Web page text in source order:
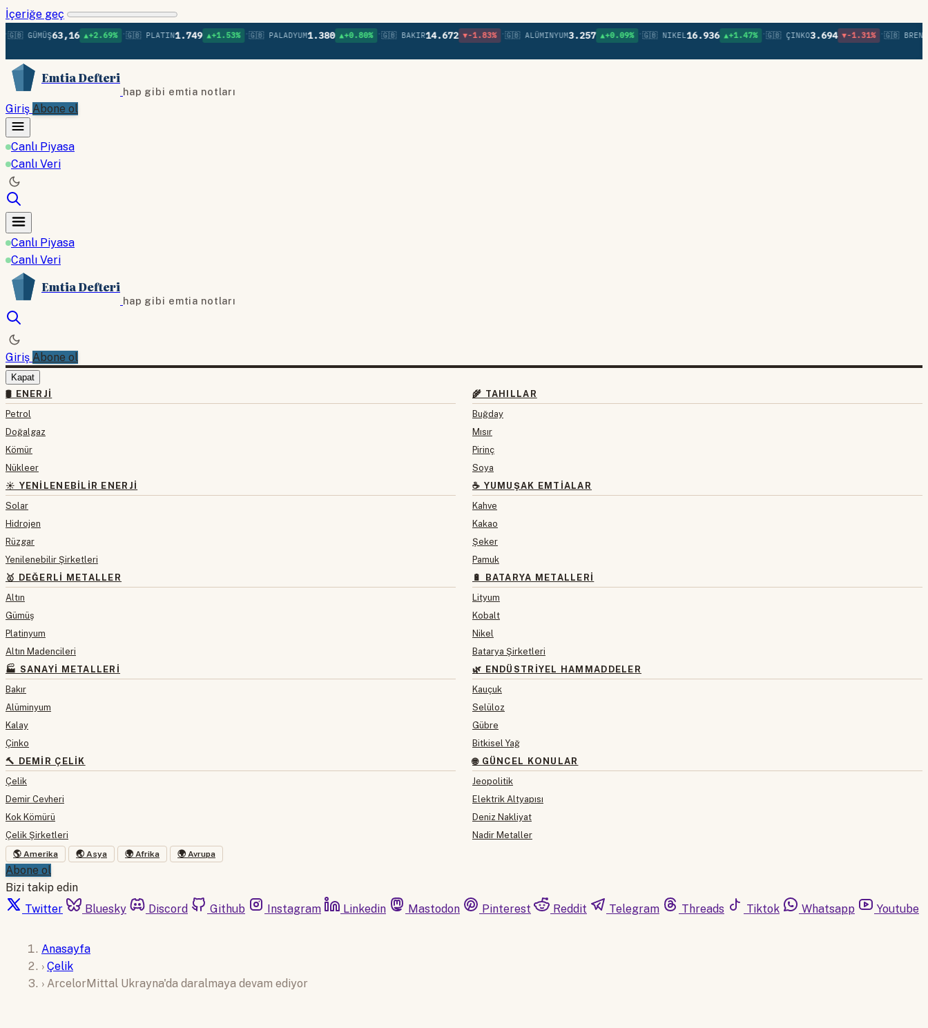
İçeriğe geç
63,16 ▲+2.69% •🇬🇧 PLATIN1.749 ▲+1.53% •🇬🇧 PALADYUM1.380 ▲+0.80% •🇬🇧 BAKIR14.672 ▼-1.83% •🇬🇧 ALÜMINYUM3.257 ▲+0.09% •🇬🇧 NIKEL16.936 ▲+1.47% •🇬🇧 ÇINKO3.694 ▼-1.31% •🇬🇧 BRENT
Emtia Defteri
hap gibi emtia notları
Giriş Abone ol
Canlı Piyasa
Canlı Veri
Canlı Piyasa
Canlı Veri
Emtia Defteri
hap gibi emtia notları
Giriş Abone ol
Kapat
🛢 ENERJI
Petrol
Doğalgaz
Kömür
Nükleer
☀️ YENILENEBILIR ENERJI
Solar
Hidrojen
Rüzgar
Yenilenebilir Şirketleri
🥇 DEĞERLI METALLER
Altın
Gümüş
Platinyum
Altın Madencileri
🏭 SANAYI METALLERI
Bakır
Alüminyum
Kalay
Çinko
🔨 DEMIR ÇELIK
Çelik
Demir Cevheri
Kok Kömürü
Çelik Şirketleri
🌾 TAHILLAR
Buğday
Mısır
Pirinç
Soya
☕ YUMUŞAK EMTIALAR
Kahve
Kakao
Şeker
Pamuk
🔋 BATARYA METALLERI
Lityum
Kobalt
Nikel
Batarya Şirketleri
🌿 ENDÜSTRIYEL HAMMADDELER
Kauçuk
Selüloz
Gübre
Bitkisel Yağ
🌐 GÜNCEL KONULAR
Jeopolitik
Elektrik Altyapısı
Deniz Nakliyat
Nadir Metaller
🌎 Amerika 🌏 Asya 🌍 Afrika 🌍 Avrupa
Abone ol
Bizi takip edin
Twitter
Bluesky Discord Github Instagram Linkedin Mastodon Pinterest Reddit Telegram Threads Tiktok Whatsapp Youtube
Anasayfa
› Çelik
› ArcelorMittal Ukrayna'da daralmaya devam ediyor